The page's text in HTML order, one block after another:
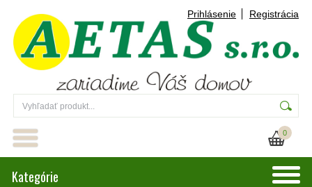
Prihlásenie Registrácia
0
Kategórie